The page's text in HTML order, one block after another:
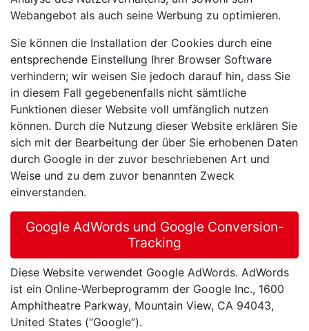
Webangebot als auch seine Werbung zu optimieren.
Sie können die Installation der Cookies durch eine
entsprechende Einstellung Ihrer Browser Software
verhindern; wir weisen Sie jedoch darauf hin, dass Sie
in diesem Fall gegebenenfalls nicht sämtliche
Funktionen dieser Website voll umfänglich nutzen
können. Durch die Nutzung dieser Website erklären Sie
sich mit der Bearbeitung der über Sie erhobenen Daten
durch Google in der zuvor beschriebenen Art und
Weise und zu dem zuvor benannten Zweck
einverstanden.
Google AdWords und Google Conversion-
Tracking
Diese Website verwendet Google AdWords. AdWords
ist ein Online-Werbeprogramm der Google Inc., 1600
Amphitheatre Parkway, Mountain View, CA 94043,
United States (“Google”).